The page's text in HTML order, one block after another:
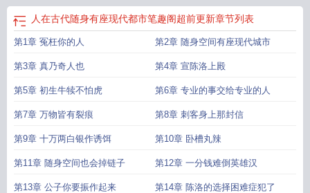
人在古代随身有座现代都市笔趣阁超前更新章节列表
第1章 冤枉你的人 第2章 随身空间有座现代城市
第3章 真乃奇人也 第4章 宣陈洛上殿
第5章 初生牛犊不怕虎 第6章 专业的事交给专业的人
第7章 万物皆有裂痕 第8章 刺客身上那封信
第9章 十万两白银作诱饵 第10章 卧槽丸辣
第11章 随身空间也会掉链子 第12章 一分钱难倒英雄汉
第13章 公子你要振作起来 第14章 陈洛的选择困难症犯了